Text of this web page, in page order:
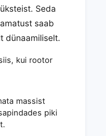
Seda
saab
dünaamiliselt.
kui rootor
massist
piki